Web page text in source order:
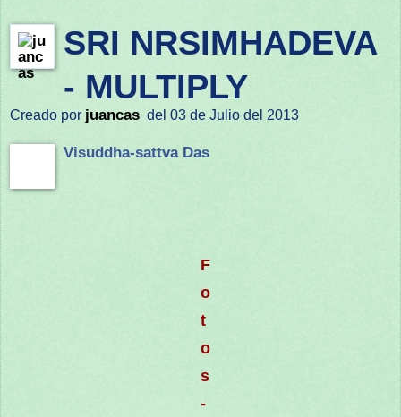
SRI NRSIMHADEVA
- MULTIPLY
Creado por juancas del 03 de Julio del 2013
Visuddha-sattva Das
F
o
t
o
s
-